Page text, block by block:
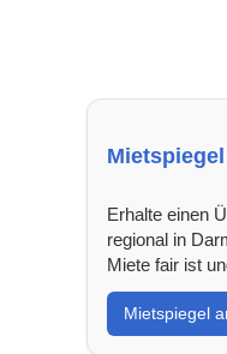
Erhalte einen
regional in
Miete fair ist
Mietspiegel